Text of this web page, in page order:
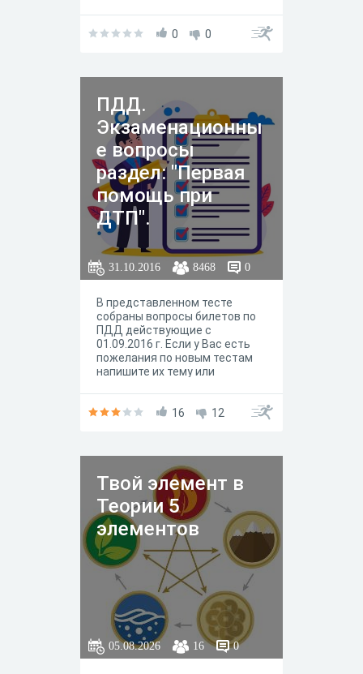
0 0
ПДД.
Экзаменационны
е вопросы
раздел: "Первая
помощь при
ДТП".
31.10.2016 8468 0
В представленном тесте
собраны вопросы билетов по
ПДД действующие с
01.09.2016 г. Если у Вас есть
пожелания по новым тестам
напишите их тему или
по тестам. Спасибо.
16 12
Твой элемент в
Теории 5
элементов
05.08.2026 16 0